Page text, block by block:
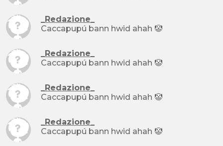
_Redazione_
Caccapupú bann hwid ahah 🤡
_Redazione_
Caccapupú bann hwid ahah 🤡
_Redazione_
Caccapupú bann hwid ahah 🤡
_Redazione_
Caccapupú bann hwid ahah 🤡